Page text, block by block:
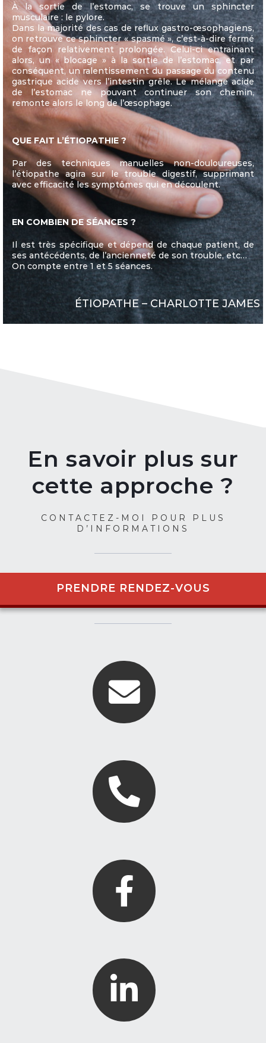
À la sortie de l’estomac, se trouve un sphincter
musculaire : le pylore.
Dans la majorité des cas de reflux gastro-œsophagiens,
on retrouve ce sphincter « spasmé », c’est-à-dire fermé
de façon relativement prolongée. Celui-ci entrainant
alors, un « blocage » à la sortie de l’estomac, et par
conséquent, un ralentissement du passage du contenu
gastrique acide vers l’intestin grêle. Le mélange acide
de l’estomac ne pouvant continuer son chemin,
remonte alors le long de l’œsophage.
QUE FAIT L’ÉTIOPATHIE ?
Par des techniques manuelles non-douloureuses,
l’étiopathe agira sur le trouble digestif, supprimant
avec efficacité les symptômes qui en découlent.
EN COMBIEN DE SÉANCES ?
Il est très spécifique et dépend de chaque patient, de
ses antécédents, de l’ancienneté de son trouble, etc…
On compte entre 1 et 5 séances.
ÉTIOPATHE – CHARLOTTE JAMES
En savoir plus sur
cette approche ?
CONTACTEZ-MOI POUR PLUS
D’INFORMATIONS
PRENDRE RENDEZ-VOUS